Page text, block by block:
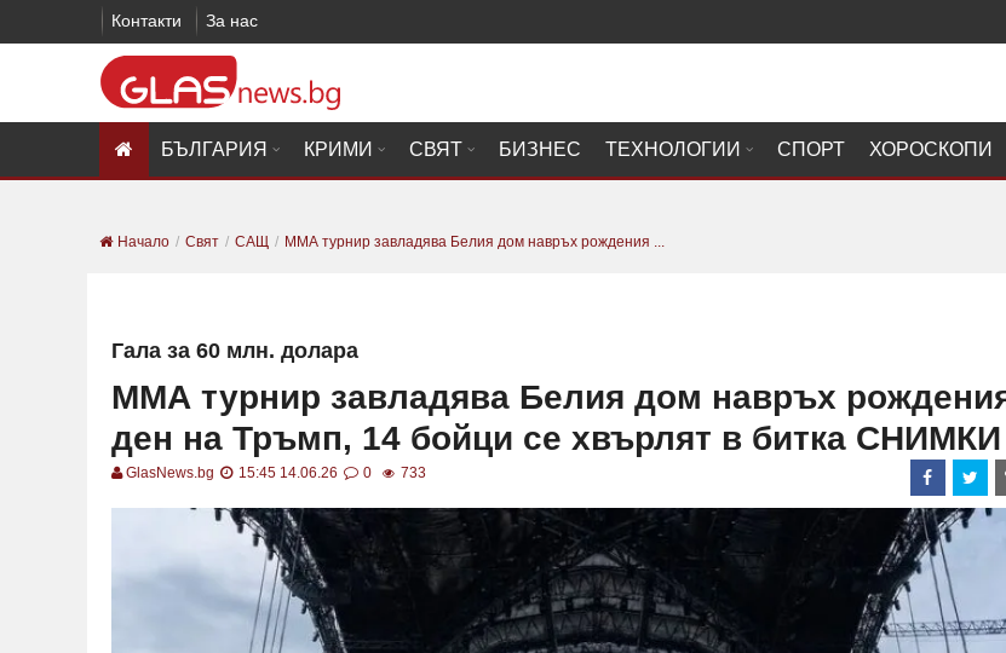
Контакти За нас
БЪЛГАРИЯ КРИМИ СВЯТ БИЗНЕС ТЕХНОЛОГИИ СПОРТ ХОРОСКОПИ
Начало Свят САЩ ММА турнир завладява Белия дом навръх рождения ...
Гала за 60 млн. долара
ММА турнир завладява Белия дом навръх
ден на Тръмп, 14 бойци се хвърлят в битка СНИМКИ
GlasNews.bg 15:45 14.06.26 0 733